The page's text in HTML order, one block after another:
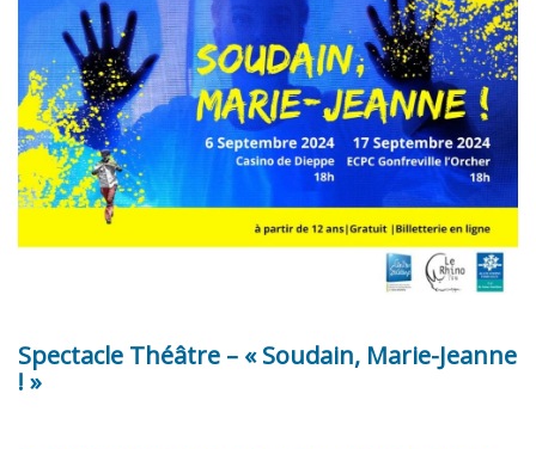
Spectacle Théâtre – « Soudain, Marie-Jeanne
! »